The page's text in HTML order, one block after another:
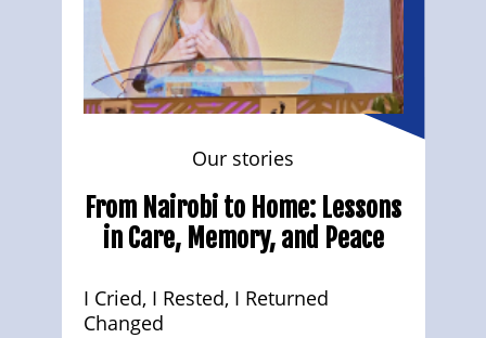
Our stories
From Nairobi to Home: Lessons
in Care, Memory, and Peace
I Cried, I Rested, I Returned
Changed